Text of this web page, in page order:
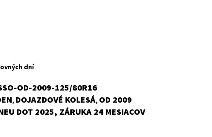
dní
OD-2009-125/80R16
, DOJAZDOVÉ KOLESÁ, OD 2009
DOT 2025, ZÁRUKA 24 MESIACOV